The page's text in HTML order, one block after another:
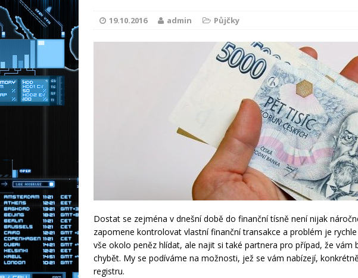
[ 31.12.2025 ] Moderní přístup k bezpečnému
energie RADY A TIPY
Zděděná nemovitost: Prodej bez
19.10.2016 admin Půjčky
Dostat se zejména v dnešní době do finanční tísně není nijak
zapomene kontrolovat vlastní finanční transakce a problém je
vše okolo peněz hlídat, ale najit si také partnera pro případ, že vám
chybět. My se podíváme na možnosti, jež se vám nabízejí,
registru.